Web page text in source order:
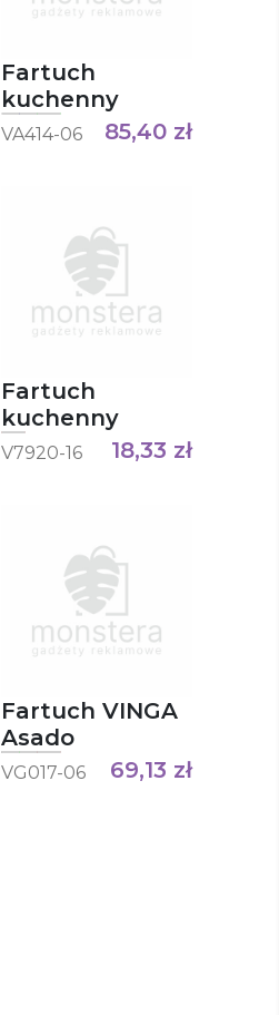
Fartuch
kuchenny
VA414-06 85,40 zł
Fartuch
kuchenny
V7920-16 18,33 zł
Fartuch VINGA
Asado
VG017-06 69,13 zł